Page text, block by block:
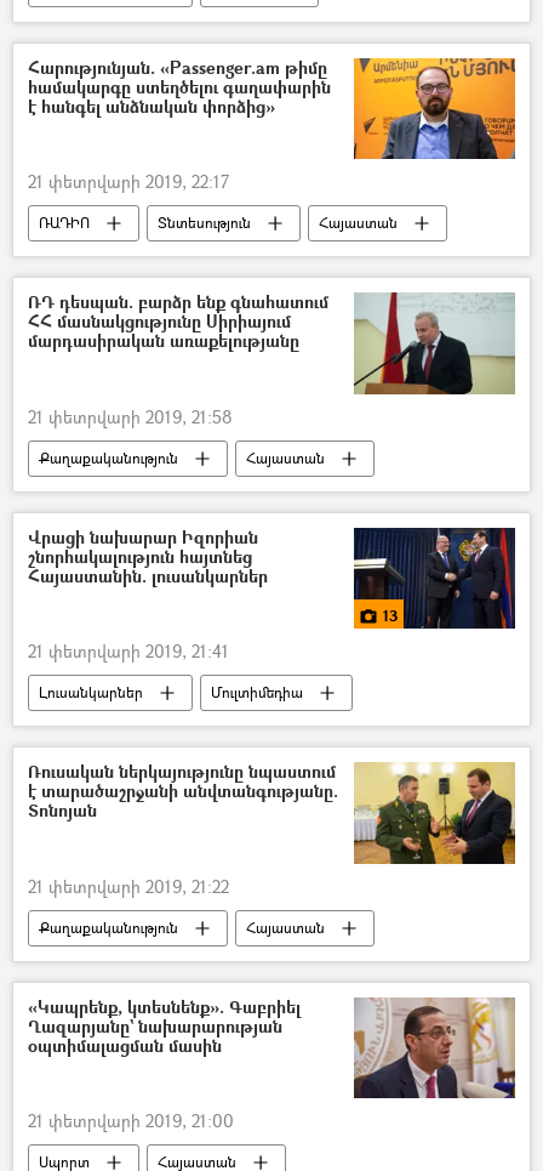
Քաղաքականություն
Հայաստան
Թուրքիա
Ադրբեջան Գերմանիա
Հարությունյան. «Passenger.am թիմը
համակարգը ստեղծելու գաղափարին
է հանգել անձնական փորձից»
21 փետրվարի 2019, 22:17
ՌԱԴԻՈ Տնտեսություն
Հայաստան
ՏՏ
ՌԴ դեսպան. բարձր ենք գնահատում
ՀՀ մասնակցությունը Սիրիայում
մարդասիրական առաքելությանը
21 փետրվարի 2019, 21:58
Քաղաքականություն
Հայաստան
Ռուսաստան
Աշխարհ Սիրիա
Վրացի նախարար Իզորիան
շնորհակալություն հայտնեց
Հայաստանին. լուսանկարներ
13
21 փետրվարի 2019, 21:41
Լուսանկարներ
Մուլտիմեդիա
Քաղաքականություն
Հայաստան
Ռուսական ներկայությունը նպաստում
է տարածաշրջանի անվտանգությանը.
Տոնոյան
21 փետրվարի 2019, 21:22
Քաղաքականություն
Հայաստան
ՀՀ պաշտպանության նախարարություն (ՊՆ)
«Կապրենք, կտեսնենք». Գաբրիել
Ղազարյանը` նախարարության
օպտիմալացման մասին
21 փետրվարի 2019, 21:00
Սպորտ Հայաստան